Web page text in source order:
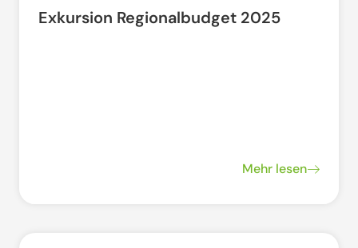
Exkursion Regionalbudget 2025
Mehr lesen